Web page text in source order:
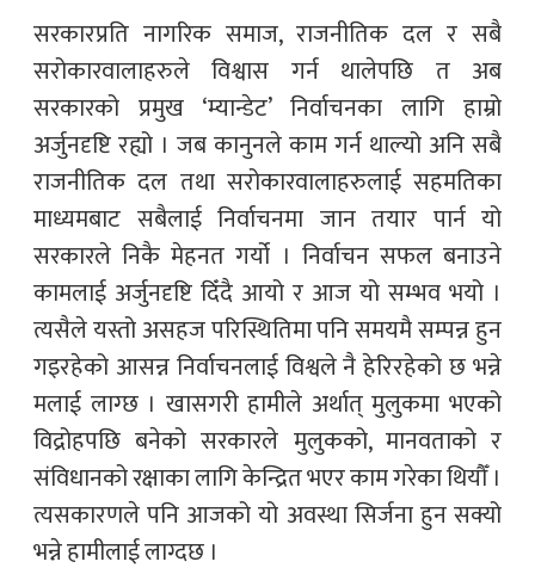
सरकारप्रति नागरिक समाज, राजनीतिक दल र सबै
सरोकारवालाहरुले विश्वास गर्न थालेपछि त अब
सरकारको प्रमुख ‘म्यान्डेट’ निर्वाचनका लागि हाम्रो
अर्जुनदृष्टि रह्यो । जब कानुनले काम गर्न थाल्यो अनि सबै
राजनीतिक दल तथा सरोकारवालाहरुलाई सहमतिका
माध्यमबाट सबैलाई निर्वाचनमा जान तयार पार्न यो
सरकारले निकै मेहनत गर्यो । निर्वाचन सफल बनाउने
कामलाई अर्जुनदृष्टि दिँदै आयो र आज यो सम्भव भयो ।
त्यसैले यस्तो असहज परिस्थितिमा पनि समयमै सम्पन्न हुन
गइरहेको आसन्न निर्वाचनलाई विश्वले नै हेरिरहेको छ भन्ने
मलाई लाग्छ । खासगरी हामीले अर्थात् मुलुकमा भएको
विद्रोहपछि बनेको सरकारले मुलुकको, मानवताको र
संविधानको रक्षाका लागि केन्द्रित भएर काम गरेका थियौँ ।
त्यसकारणले पनि आजको यो अवस्था सिर्जना हुन सक्यो
भन्ने हामीलाई लाग्दछ ।